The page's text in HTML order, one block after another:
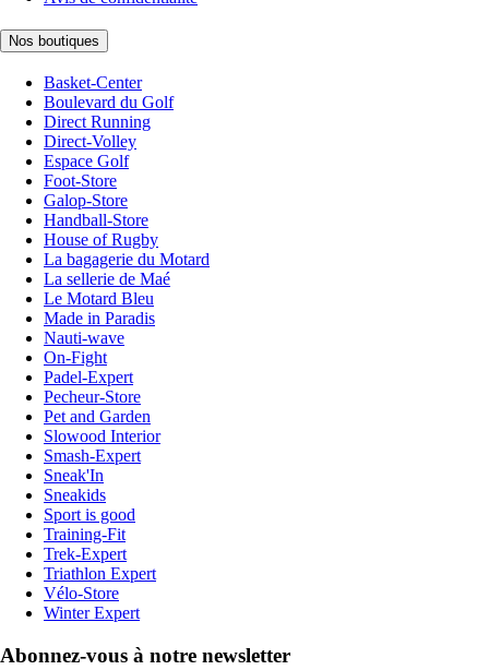
Nos boutiques
Basket-Center
Boulevard du Golf
Direct Running
Direct-Volley
Espace Golf
Foot-Store
Galop-Store
Handball-Store
House of Rugby
La bagagerie du Motard
La sellerie de Maé
Le Motard Bleu
Made in Paradis
Nauti-wave
On-Fight
Padel-Expert
Pecheur-Store
Pet and Garden
Slowood Interior
Smash-Expert
Sneak'In
Sneakids
Sport is good
Training-Fit
Trek-Expert
Triathlon Expert
Vélo-Store
Winter Expert
Abonnez-vous à notre newsletter